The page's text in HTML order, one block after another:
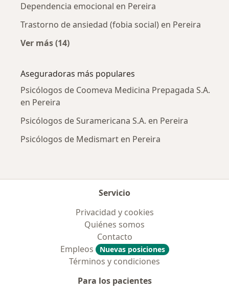
Dependencia emocional en Pereira
Trastorno de ansiedad (fobia social) en Pereira
Ver más (14)
Aseguradoras más populares
Psicólogos de Coomeva Medicina Prepagada S.A.
en Pereira
Psicólogos de Suramericana S.A. en Pereira
Psicólogos de Medismart en Pereira
Servicio
Privacidad y cookies
Quiénes somos
Contacto
Empleos
Nuevas posiciones
Términos y condiciones
Para los pacientes